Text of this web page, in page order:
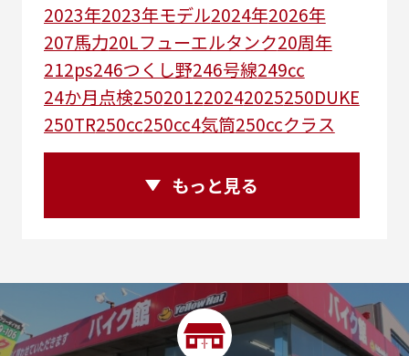
2023年2023年モデル2024年2026年
207馬力20Lフューエルタンク20周年
212ps246つくし野246号線249㏄
24か月点検250201220242025250DUKE
250TR250cc250cc4気筒250ccクラス
250ccスーパースポーツ250アメリカン
250ｃｃアドベンチャー250ｃｃツアラー
2年保証付き2月29日まで2本2気筒
2気筒エンジン2級ボイラー技士2輪
300㎞/ｈ30th
30th Anniversary
もっと見る